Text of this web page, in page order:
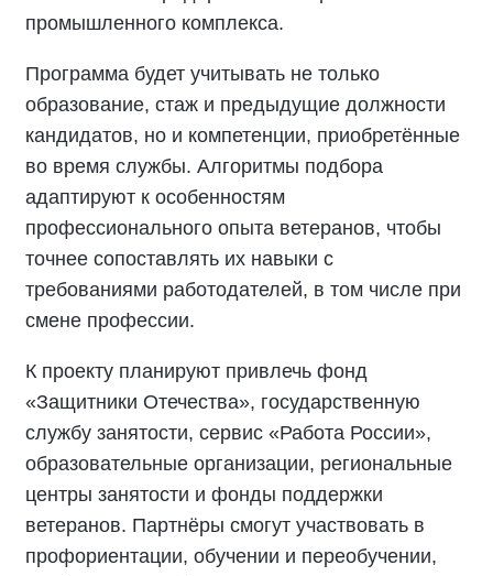
промышленного комплекса.
Программа будет учитывать не только
образование, стаж и предыдущие должности
кандидатов, но и компетенции, приобретённые
во время службы. Алгоритмы подбора
адаптируют к особенностям
профессионального опыта ветеранов, чтобы
точнее сопоставлять их навыки с
требованиями работодателей, в том числе при
смене профессии.
К проекту планируют привлечь фонд
«Защитники Отечества», государственную
службу занятости, сервис «Работа России»,
образовательные организации, региональные
центры занятости и фонды поддержки
ветеранов. Партнёры смогут участвовать в
профориентации, обучении и переобучении,